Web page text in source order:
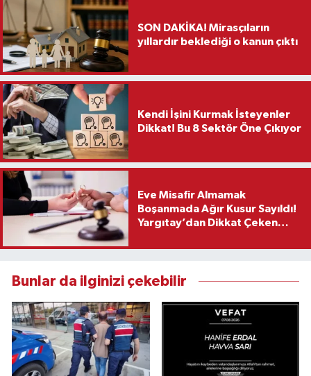
SON DAKİKA! Mirasçıların
yıllardır beklediği o kanun çıktı
Kendi İşini Kurmak İsteyenler
Dikkat! Bu 8 Sektör Öne Çıkıyor
Eve Misafir Almamak
Boşanmada Ağır Kusur Sayıldı!
Yargıtay’dan Dikkat Çeken
Bunlar da ilginizi çekebilir